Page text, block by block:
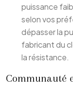
puissance
selon vos
dépasser la
fabricant du
la résistance.
Communauté